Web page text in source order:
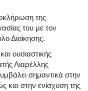
της
του με τον
Διοίκησης.
ουσιαστικής
Λιαρέλλης
σημαντικά στην
και στην ενίσχυση της